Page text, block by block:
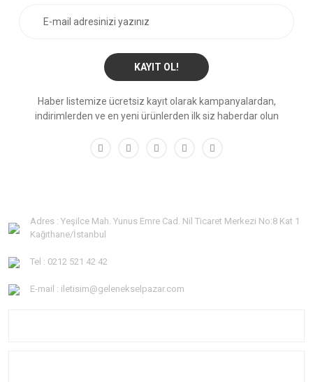
KAYIT OL!
Haber listemize ücretsiz kayıt olarak kampanyalardan,
indirimlerden ve en yeni ürünlerden ilk siz haberdar olun
Adres : Yeşilce Mah. Yunus Emre Cad. Nil Ticaret Merkezi No:8 Kat 1
Kağıthane/İstanbul
Tel : 0212 521 42 42
E-mail : iletisim@gelenekselpazar.com